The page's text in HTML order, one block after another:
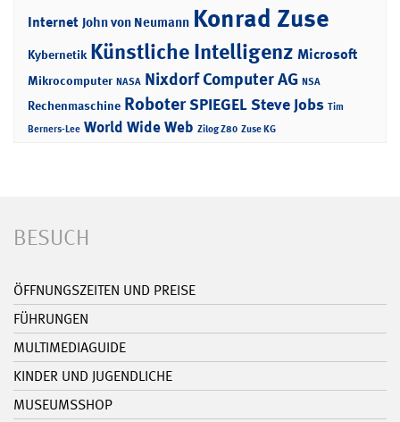
Internet John von Neumann Konrad Zuse
Kybernetik Künstliche Intelligenz Microsoft
Mikrocomputer NASA Nixdorf Computer AG NSA
Rechenmaschine RoboterSPIEGELSteve Jobs Tim
Berners-Lee World Wide Web Zilog Z80 Zuse KG
BESUCH
ÖFFNUNGSZEITEN UND PREISE
FÜHRUNGEN
MULTIMEDIAGUIDE
KINDER UND JUGENDLICHE
MUSEUMSSHOP